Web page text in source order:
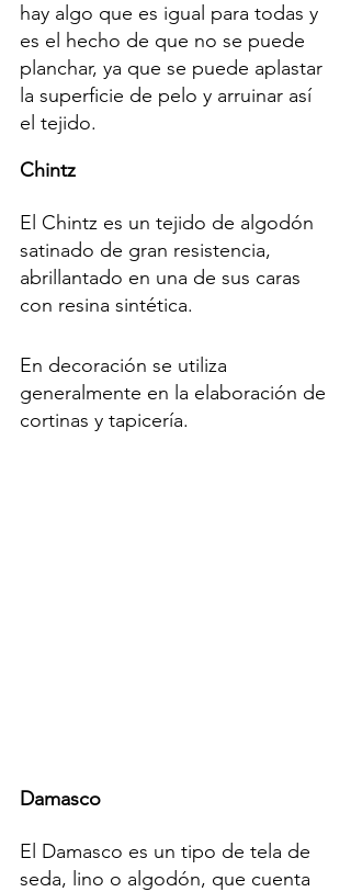
hay algo que es igual para todas y
es el hecho de que no se puede
planchar, ya que se puede aplastar
la superficie de pelo y arruinar así
el tejido.
Chintz
El Chintz es un tejido de algodón
satinado de gran resistencia,
abrillantado en una de sus caras
con resina sintética.
En decoración se utiliza
generalmente en la elaboración de
cortinas y tapicería.
Damasco
El Damasco es un tipo de tela de
seda, lino o algodón, que cuenta